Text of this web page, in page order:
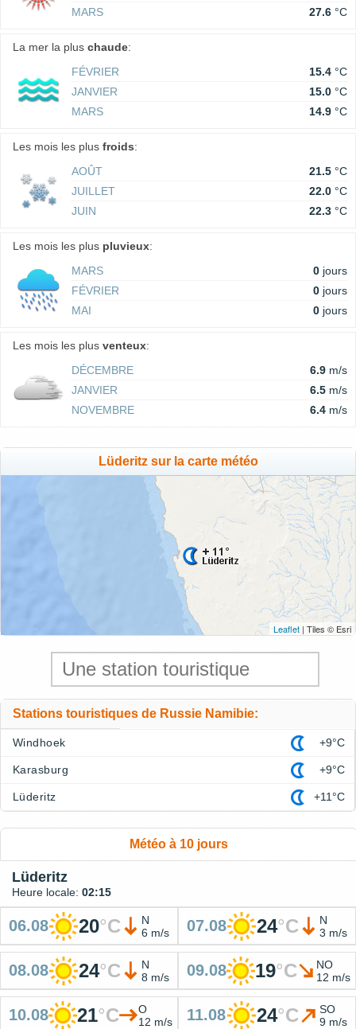
MARS
27.6 °C
La mer la plus chaude:
FÉVRIER
15.4 °C
JANVIER
15.0 °C
MARS
14.9 °C
Les mois les plus froids:
AOÛT
21.5 °C
JUILLET
22.0 °C
JUIN
22.3 °C
Les mois les plus pluvieux:
MARS
0 jours
FÉVRIER
0 jours
MAI
0 jours
Les mois les plus venteux:
DÉCEMBRE
6.9 m/s
JANVIER
6.5 m/s
NOVEMBRE
6.4 m/s
Lüderitz sur la carte météo
Leaflet | Tiles © Esri
Stations touristiques de Russie Namibie:
Windhoek +9°C
Karasburg +9°C
Lüderitz +11°C
Météo à 10 jours
Lüderitz
Heure locale: 02:15
06.08 20°C
N
6 m/s
07.08 24°C
N
3 m/s
08.08 24°C
N
8 m/s
09.08 19°C
NO
12 m/s
10.08 21°C
O
12 m/s
11.08 24°C
SO
9 m/s